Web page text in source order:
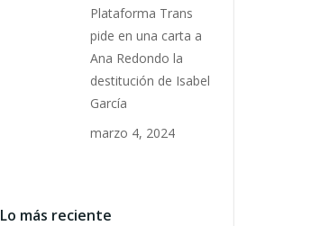
Plataforma Trans
pide en una carta a
Ana Redondo la
destitución de Isabel
García
marzo 4, 2024
Lo más reciente